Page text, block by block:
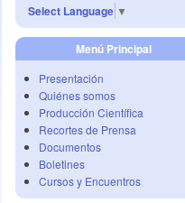
Select Language ▼
Menú Principal
Presentación
Quiénes somos
Producción Científica
Recortes de Prensa
Documentos
Boletines
Cursos y Encuentros